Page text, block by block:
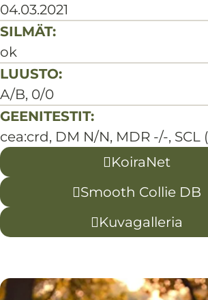
04.03.2021
SILMÄT:
ok
LUUSTO:
A/B, 0/0
GEENITESTIT:
cea:crd, DM N/N, MDR -/-,
KoiraNet
Smooth Collie DB
Kuvagalleria